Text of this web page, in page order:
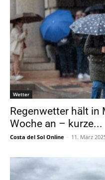
Wetter
Regenwetter hält in
Woche an – kurze...
Costa del Sol Online - 11. März